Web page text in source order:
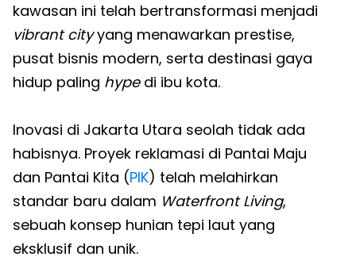
kawasan ini telah bertransformasi menjadi
vibrant cityyang menawarkan prestise,
pusat bisnis modern, serta destinasi gaya
hidup paling hypedi ibu kota.
Inovasi di Jakarta Utara seolah tidak ada
habisnya. Proyek reklamasi di Pantai Maju
dan Pantai Kita (PIK) telah melahirkan
standar baru dalam Waterfront Living,
sebuah konsep hunian tepi laut yang
eksklusif dan unik.